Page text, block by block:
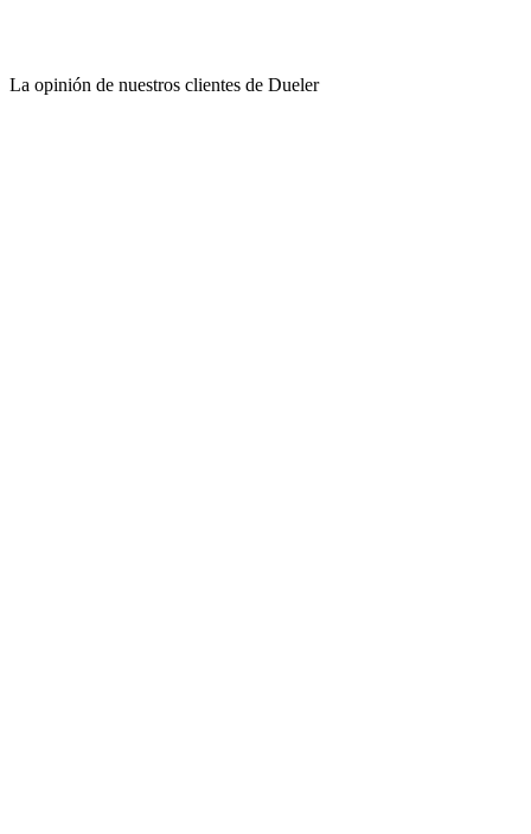
La opinión de nuestros clientes de Dueler